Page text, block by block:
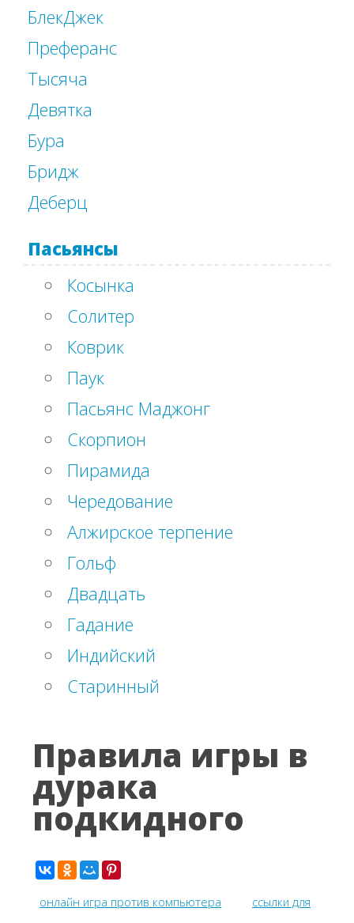
БлекДжек
Преферанс
Тысяча
Девятка
Бура
Бридж
Деберц
Пасьянсы
Косынка
Солитер
Коврик
Паук
Пасьянс Маджонг
Скорпион
Пирамида
Чередование
Алжирское терпение
Гольф
Двадцать
Гадание
Индийский
Старинный
Правила игры в
дурака
подкидного
онлайн игра против компьютера
ссылки для